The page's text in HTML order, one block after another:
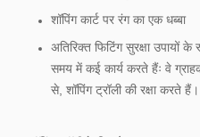
शॉपिंग कार्ट पर रंग का एक धब्बा
अतिरिक्त फिटिंग सुरक्षा
समय में कई कार्य करते हैंः वे
से, शॉपिंग ट्रॉली की रक्षा करते हैं।